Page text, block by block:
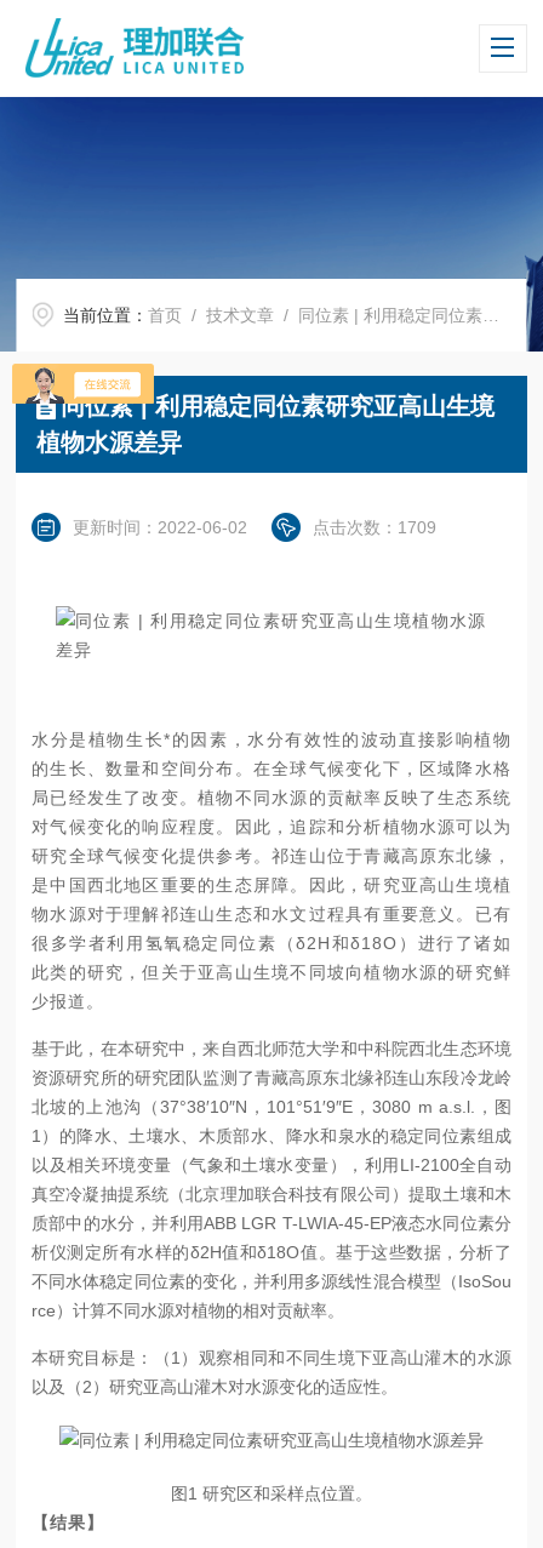
当前位置：首页 /技术文章 / 同位素 | 利用稳定同位素研究亚高山生境植物水源差异
同位素 | 利用稳定同位素研究亚高山生境
植物水源差异
更新时间：2022-06-02 点击次数：1709
水分是植物生长*的因素，水分有效性的波动直接影响植物
的生长、数量和空间分布。在全球气候变化下，区域降水格
局已经发生了改变。植物不同水源的贡献率反映了生态系统
对气候变化的响应程度。因此，追踪和分析植物水源可以为
研究全球气候变化提供参考。祁连山位于青藏高原东北缘，
是中国西北地区重要的生态屏障。因此，研究亚高山生境植
物水源对于理解祁连山生态和水文过程具有重要意义。已有
很多学者利用氢氧稳定同位素（δ2H和δ18O）进行了诸如
此类的研究，但关于亚高山生境不同坡向植物水源的研究鲜
少报道。
基于此，在本研究中，来自西北师范大学和中科院西北生态环境
资源研究所的研究团队监测了青藏高原东北缘祁连山东段冷龙岭
北坡的上池沟（37°38′10″N，101°51′9″E，3080 m a.s.l.，图
1）的降水、土壤水、木质部水、降水和泉水的稳定同位素组成
以及相关环境变量（气象和土壤水变量），利用LI-2100全自动
真空冷凝抽提系统（北京理加联合科技有限公司）提取土壤和木
质部中的水分，并利用ABB LGR T-LWIA-45-EP液态水同位素分
析仪测定所有水样的δ2H值和δ18O值。基于这些数据，分析了
不同水体稳定 同位素的变化，并利用多源线性混合模型（IsoSou
rce）计算不同水源对植物的相对贡献率。
本研究目标是：（1）观察相同和不同生境下亚高山灌木的水源
以及（2）研究亚高山灌木对水源变化的适应性。
图1 研究区和采样点位置。
【结果】